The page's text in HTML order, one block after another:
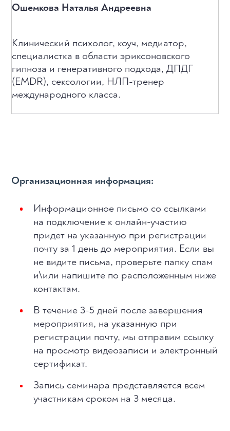
Ошемкова Наталья Андреевна
Клинический психолог, коуч, медиатор,
специалистка в области эриксоновского
гипноза и генеративного подхода, ДПДГ
(EMDR), сексологии, НЛП-тренер
международного класса.
Организационная информация:
Информационное письмо со ссылками
на подключение к онлайн-участию
придет на указанную при регистрации
почту за 1 день до мероприятия. Если вы
не видите письма, проверьте папку спам
и\или напишите по расположенным ниже
контактам.
В течение 3-5 дней после завершения
мероприятия, на указанную при
регистрации почту, мы отправим ссылку
на просмотр видеозаписи и электронный
сертификат.
Запись семинара представляется всем
участникам сроком на 3 месяца.